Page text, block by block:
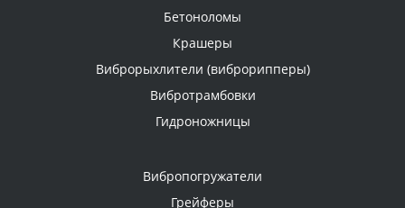
Бетоноломы
Крашеры
Виброрыхлители (виброрипперы)
Вибротрамбовки
Гидроножницы
Вибропогружатели
Грейферы